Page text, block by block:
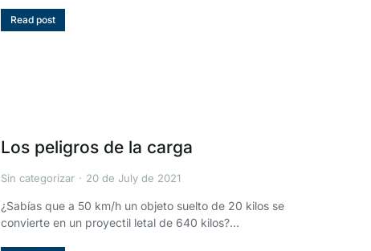
Read post
Los peligros de la carga
Sin categorizar 20 de July de 2021
¿Sabías que a 50 km/h un objeto suelto de 20 kilos se
convierte en un proyectil letal de 640 kilos?…